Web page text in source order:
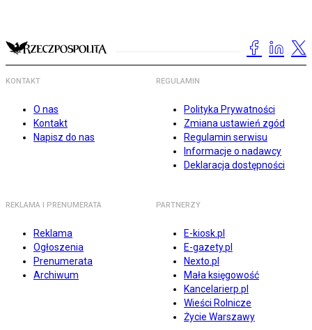
KONTAKT
O nas
Kontakt
Napisz do nas
REGULAMIN
Polityka Prywatności
Zmiana ustawień zgód
Regulamin serwisu
Informacje o nadawcy
Deklaracja dostępności
REKLAMA I PRENUMERATA
Reklama
Ogłoszenia
Prenumerata
Archiwum
PARTNERZY
E-kiosk.pl
E-gazety.pl
Nexto.pl
Mała księgowość
Kancelarierp.pl
Wieści Rolnicze
Życie Warszawy